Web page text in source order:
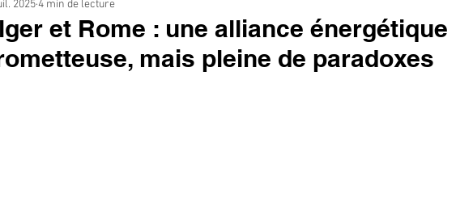
et Rome : une alliance énergétique
mais pleine de paradoxes
20254 min de lecture